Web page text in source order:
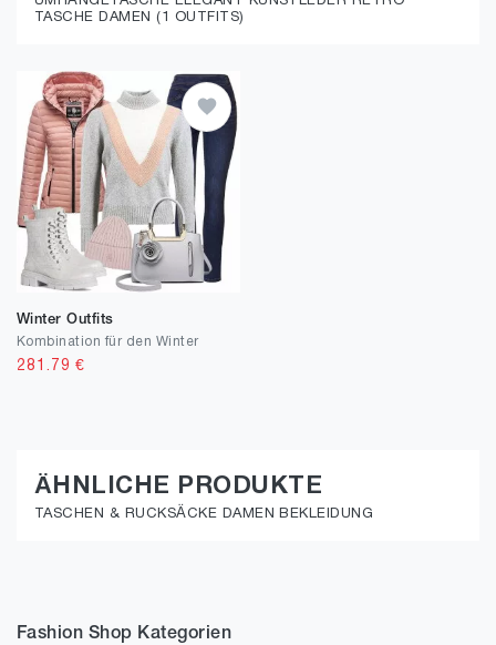
TASCHE DAMEN (1 OUTFITS)
Winter Outfits
Kombination für den Winter
281.79 €
ÄHNLICHE PRODUKTE
TASCHEN & RUCKSÄCKE DAMEN BEKLEIDUNG
Fashion Shop Kategorien